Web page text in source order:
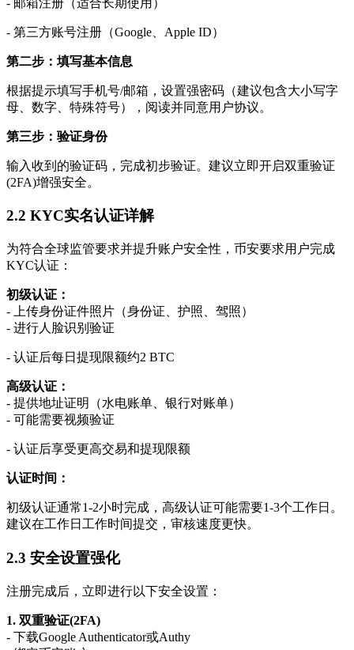
- 第三方账号注册（Google、Apple ID）
第二步：填写基本信息
根据提示填写手机号/邮箱，设置强密码（建议包含大小写字
母、数字、特殊符号），阅读并同意用户协议。
第三步：验证身份
输入收到的验证码，完成初步验证。建议立即开启双重验证
(2FA)增强安全。
2.2 KYC实名认证详解
为符合全球监管要求并提升账户安全性，币安要求用户完成
KYC认证：
初级认证：
- 上传身份证件照片（身份证、护照、驾照）
- 进行人脸识别验证
- 认证后每日提现限额约2 BTC
高级认证：
- 提供地址证明（水电账单、银行对账单）
- 可能需要视频验证
- 认证后享受更高交易和提现限额
认证时间：
初级认证通常1-2小时完成，高级认证可能需要1-3个工作日。
建议在工作日工作时间提交，审核速度更快。
2.3 安全设置强化
注册完成后，立即进行以下安全设置：
1. 双重验证(2FA)
- 下载Google Authenticator或Authy